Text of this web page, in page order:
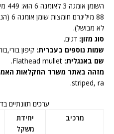
לא מבושל).
סוג מזון: דגים.
שמות נוספים בעברית: קיפון
שם באנגלית: Flathead mullet.
מזהה באתר משרד החקלאות
striped, ra.
ערכים תזונתיים
מרכיב
יחידת
משקל